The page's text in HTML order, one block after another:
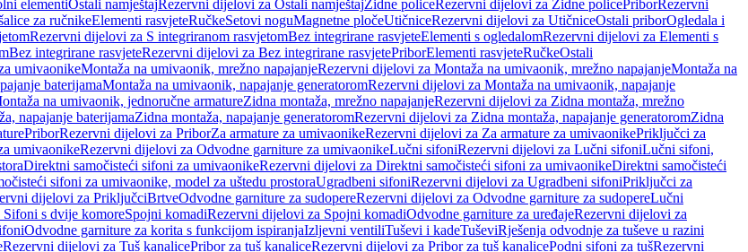
elementiOstali namještajRezervni dijelovi za Ostali namještajZidne policeRezervni dijelovi za Zidne policePriborRezervni
za ručnikeElementi rasvjeteRučkeSetovi noguMagnetne pločeUtičniceRezervni dijelovi za UtičniceOstali priborOgledala i
Rezervni dijelovi za S integriranom rasvjetomBez integrirane rasvjeteElementi s ogledalomRezervni dijelovi za Elementi s
Bez integrirane rasvjeteRezervni dijelovi za Bez integrirane rasvjetePriborElementi rasvjeteRučkeOstali
umivaonikeMontaža na umivaonik, mrežno napajanjeRezervni dijelovi za Montaža na umivaonik, mrežno napajanjeMontaža na
baterijamaMontaža na umivaonik, napajanje generatoromRezervni dijelovi za Montaža na umivaonik, napajanje
na umivaonik, jednoručne armatureZidna montaža, mrežno napajanjeRezervni dijelovi za Zidna montaža, mrežno
napajanje baterijamaZidna montaža, napajanje generatoromRezervni dijelovi za Zidna montaža, napajanje generatoromZidna
PriborRezervni dijelovi za PriborZa armature za umivaonikeRezervni dijelovi za Za armature za umivaonikePriključci za
umivaonikeRezervni dijelovi za Odvodne garniture za umivaonikeLučni sifoniRezervni dijelovi za Lučni sifoniLučni sifoni,
Direktni samočisteći sifoni za umivaonikeRezervni dijelovi za Direktni samočisteći sifoni za umivaonikeDirektni samočisteći
sifoni za umivaonike, model za uštedu prostoraUgradbeni sifoniRezervni dijelovi za Ugradbeni sifoniPriključci za
dijelovi za PriključciBrtveOdvodne garniture za sudopereRezervni dijelovi za Odvodne garniture za sudopereLučni
s dvije komoreSpojni komadiRezervni dijelovi za Spojni komadiOdvodne garniture za uređajeRezervni dijelovi za
Odvodne garniture za korita s funkcijom ispiranjaIzljevni ventiliTuševi i kadeTuševiRješenja odvodnje za tuševe u razini
Rezervni dijelovi za Tuš kanalicePribor za tuš kanaliceRezervni dijelovi za Pribor za tuš kanalicePodni sifoni za tušRezervni